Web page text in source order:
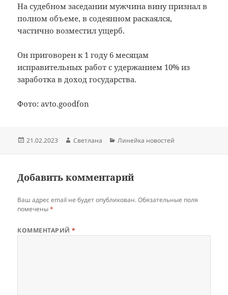
На судебном заседании мужчина вину признал в
полном объеме, в содеянном раскаялся,
частично возместил ущерб.
Он приговорен к 1 году 6 месяцам
исправительных работ с удержанием 10% из
заработка в доход государства.
Фото: avto.goodfon
Опубликовано
21.02.2023 Автор
Светлана Рубрики
Линейка новостей
Добавить комментарий
Ваш адрес email не будет опубликован. Обязательные поля
помечены*
КОММЕНТАРИЙ*